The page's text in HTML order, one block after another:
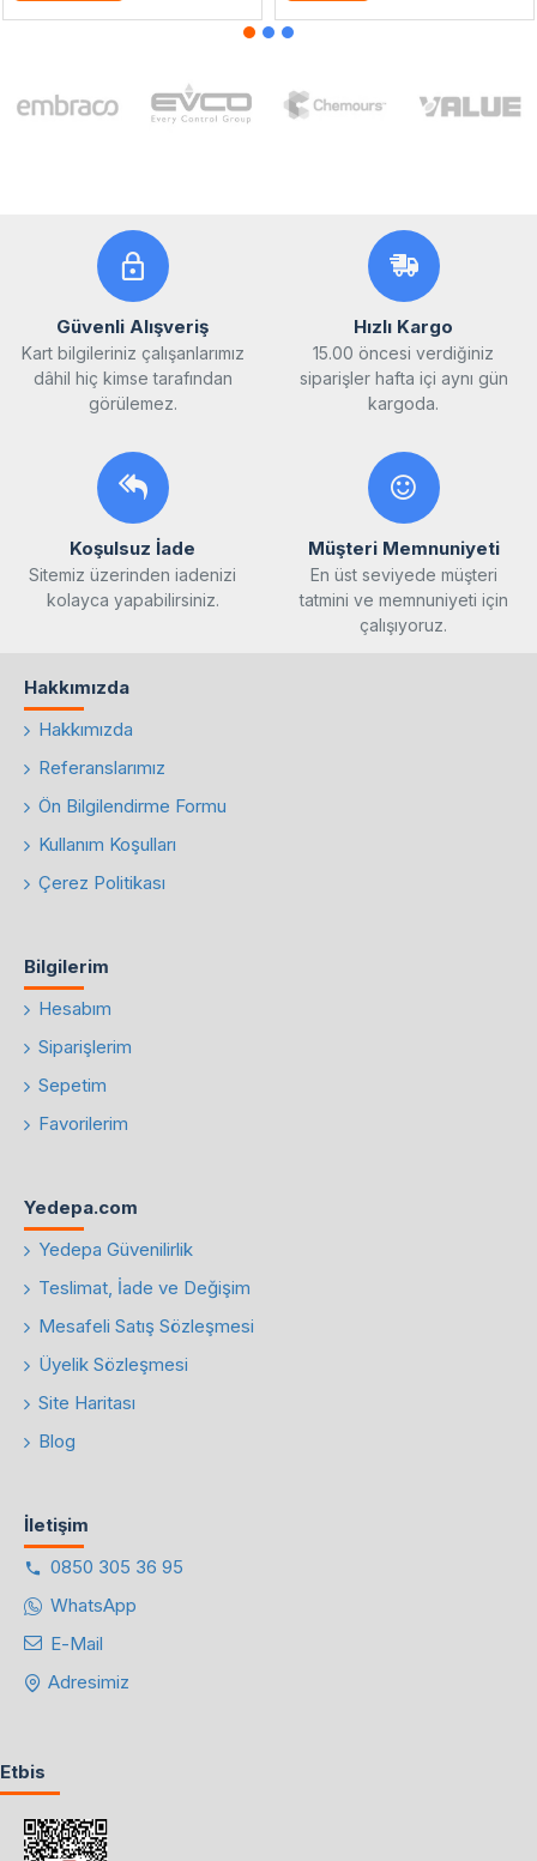
Güvenli Alışveriş
Kart bilgileriniz çalışanlarımız
dâhil hiç kimse tarafından
görülemez.
Hızlı Kargo
15.00 öncesi verdiğiniz
siparişler hafta içi aynı gün
kargoda.
Koşulsuz İade
Sitemiz üzerinden iadenizi
kolayca yapabilirsiniz.
Müşteri Memnuniyeti
En üst seviyede müşteri
tatmini ve memnuniyeti için
çalışıyoruz.
Hakkımızda
Hakkımızda
Referanslarımız
Ön Bilgilendirme Formu
Kullanım Koşulları
Çerez Politikası
Bilgilerim
Hesabım
Siparişlerim
Sepetim
Favorilerim
Yedepa.com
Yedepa Güvenilirlik
Teslimat, İade ve Değişim
Mesafeli Satış Sözleşmesi
Üyelik Sözleşmesi
Site Haritası
Blog
İletişim
0850 305 36 95
WhatsApp
E-Mail
Adresimiz
Etbis